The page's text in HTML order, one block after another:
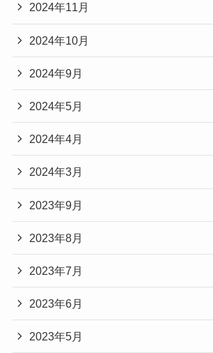
2024年11月
2024年10月
2024年9月
2024年5月
2024年4月
2024年3月
2023年9月
2023年8月
2023年7月
2023年6月
2023年5月